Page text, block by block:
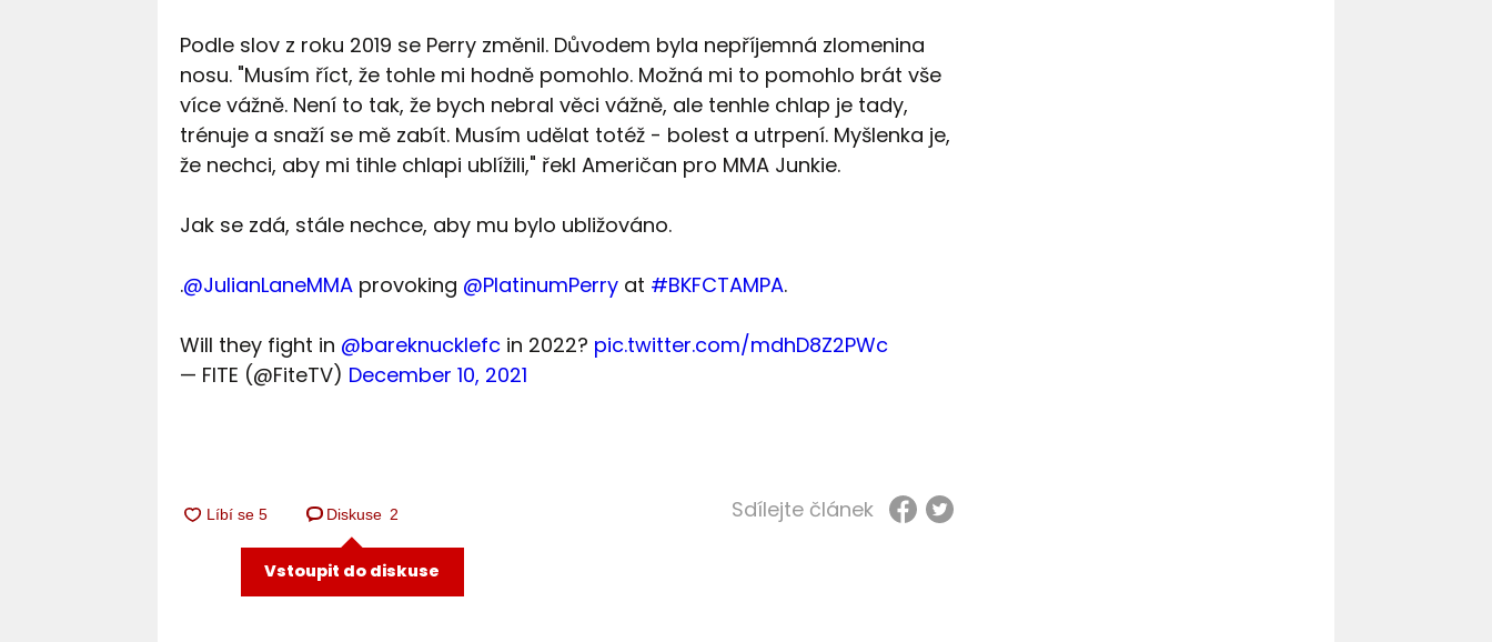
Podle slov z roku 2019 se Perry změnil. Důvodem byla nepříjemná zlomenina
nosu. "Musím říct, že tohle mi hodně pomohlo. Možná mi to pomohlo brát vše
více vážně. Není to tak, že bych nebral věci vážně, ale tenhle chlap je tady,
trénuje a snaží se mě zabít. Musím udělat totéž - bolest a utrpení. Myšlenka je,
že nechci, aby mi tihle chlapi ublížili," řekl Američan pro MMA Junkie.
Jak se zdá, stále nechce, aby mu bylo ubližováno.
.@JulianLaneMMAprovoking @PlatinumPerryat #BKFCTAMPA.
Will they fight in @bareknucklefc in 2022? pic.twitter.com/mdhD8Z2PWc
— FITE (@FiteTV) December 10, 2021
Diskuse 2
Vstoupit do diskuse
Sdílejte článek